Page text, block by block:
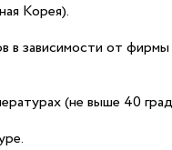
Корея).
в зависимости от
(не выше 40